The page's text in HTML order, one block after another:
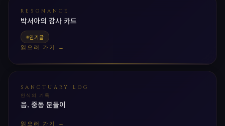
RESONANCE
박서아의 감사 카드
인기글
읽으러 가기 →
SANCTUARY LOG
안식의 기록
음. 중동 분들이
읽으러 가기 →